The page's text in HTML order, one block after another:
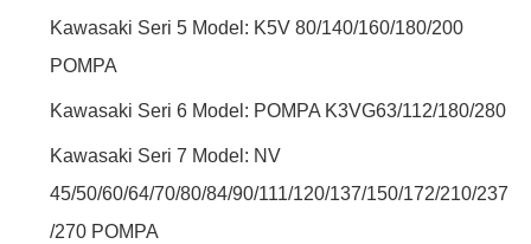
Kawasaki Seri 5 Model: K5V 80/140/160/180/200
POMPA
Kawasaki Seri 6 Model: POMPA K3VG63/112/180/280
Kawasaki Seri 7 Model: NV
45/50/60/64/70/80/84/90/111/120/137/150/172/210/237
/270 POMPA